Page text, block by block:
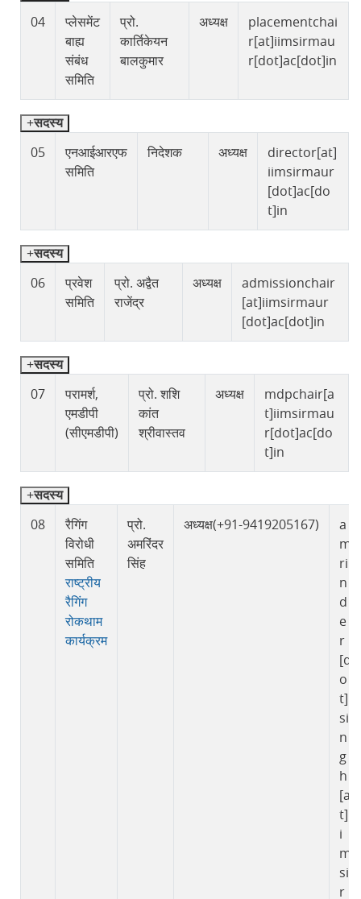
04
प्लेसमेंट
बाह्य
संबंध
समिति
प्रो.
कार्तिकेयन
बालकुमार
अध्यक्ष
placementchai
r[at]iimsirmau
r[dot]ac[dot]in
सदस्य
05
एनआईआरएफ
समिति
निदेशक अध्यक्ष
director[at]
iimsirmaur
[dot]ac[do
t]in
सदस्य
06
प्रवेश
समिति
प्रो. अद्वैत
राजेंद्र
अध्यक्ष
admissionchair
[at]iimsirmaur
[dot]ac[dot]in
सदस्य
07
परामर्श,
एमडीपी
(सीएमडीपी)
प्रो. शशि
कांत
श्रीवास्तव
अध्यक्ष
mdpchair[a
t]iimsirmau
r[dot]ac[do
t]in
सदस्य
08
रैगिंग
विरोधी
समिति
राष्ट्रीय
रैगिंग
रोकथाम
कार्यक्रम
प्रो.
अमरिंदर
सिंह
अध्यक्ष(+91-9419205167)
a
m
ri
n
d
e
r
[d
o
t]
si
n
g
h
[a
t]i
i
m
si
r